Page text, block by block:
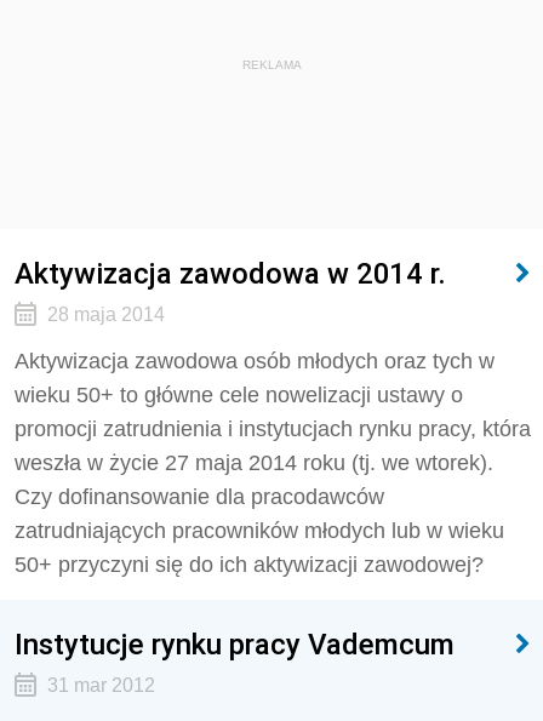
REKLAMA
Aktywizacja zawodowa w 2014 r.
28 maja 2014
Aktywizacja zawodowa osób młodych oraz tych w
wieku 50+ to główne cele nowelizacji ustawy o
promocji zatrudnienia i instytucjach rynku pracy, która
weszła w życie 27 maja 2014 roku (tj. we wtorek).
Czy dofinansowanie dla pracodawców
zatrudniających pracowników młodych lub w wieku
50+ przyczyni się do ich aktywizacji zawodowej?
Instytucje rynku pracy Vademcum
31 mar 2012